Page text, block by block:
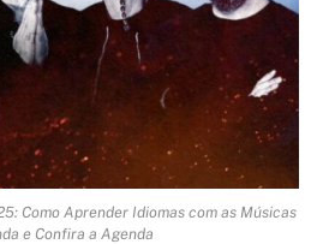
Como Aprender Idiomas com as Músicas
e Confira a Agenda